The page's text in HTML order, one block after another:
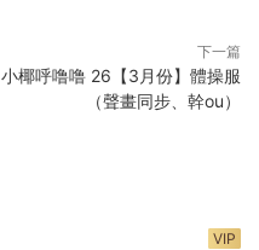
下一篇
小椰呼噜噜 26【3月份】體操服
（聲畫同步、幹ou）
VIP